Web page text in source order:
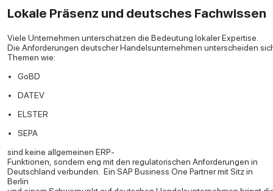
Lokale Präsenz und deutsches Fachwissen
Viele Unternehmen unterschätzen die Bedeutung lokaler Expertise.
Die Anforderungen deutscher Handelsunternehmen unterscheiden
Themen wie:
GoBD
DATEV
ELSTER
SEPA
sind keine allgemeinen ERP-
Funktionen, sondern eng mit den regulatorischen Anforderungen in
Deutschland verbunden. Ein SAP Business One Partner mit Sitz in
Berlin